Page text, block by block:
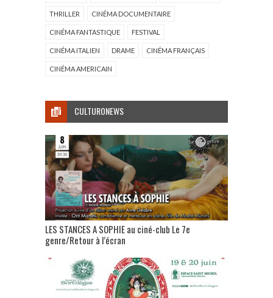
THRILLER CINÉMA DOCUMENTAIRE
CINÉMA FANTASTIQUE FESTIVAL
CINÉMA ITALIEN DRAME CINÉMA FRANÇAIS
CINÉMA AMERICAIN
CULTURONEWS
LES STANCES A SOPHIE au ciné-club Le 7e
genre/Retour à l’écran